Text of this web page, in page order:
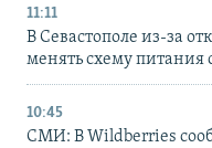
11:11
В Севастополе из-за
менять схему питания
10:45
СМИ: В Wildberries